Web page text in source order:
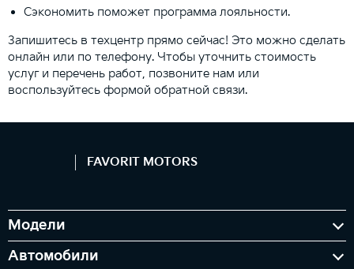
Сэкономить поможет программа лояльности.
Запишитесь в техцентр прямо сейчас! Это можно сделать
онлайн или по телефону. Чтобы уточнить стоимость
услуг и перечень работ, позвоните нам или
воспользуйтесь формой обратной связи.
FAVORIT MOTORS
Модели
Автомобили